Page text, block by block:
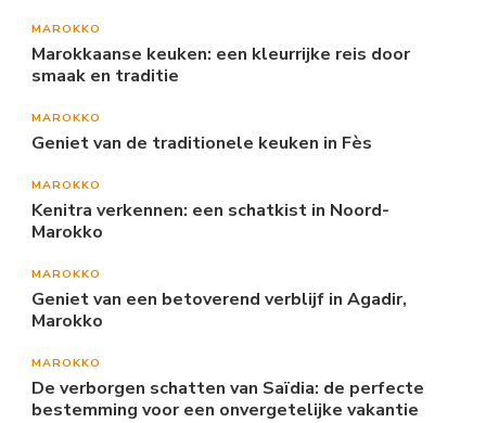
MAROKKO
Marokkaanse keuken: een kleurrijke reis door
smaak en traditie
MAROKKO
Geniet van de traditionele keuken in Fès
MAROKKO
Kenitra verkennen: een schatkist in Noord-
Marokko
MAROKKO
Geniet van een betoverend verblijf in Agadir,
Marokko
MAROKKO
De verborgen schatten van Saïdia: de perfecte
bestemming voor een onvergetelijke vakantie